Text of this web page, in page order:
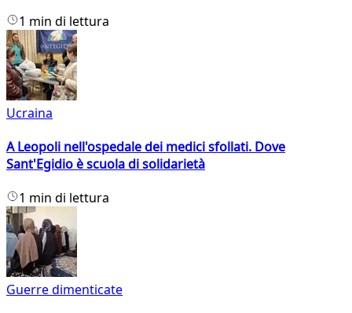
1 min di lettura
Ucraina
A Leopoli nell'ospedale dei medici sfollati. Dove
Sant'Egidio è scuola di solidarietà
1 min di lettura
Guerre dimenticate